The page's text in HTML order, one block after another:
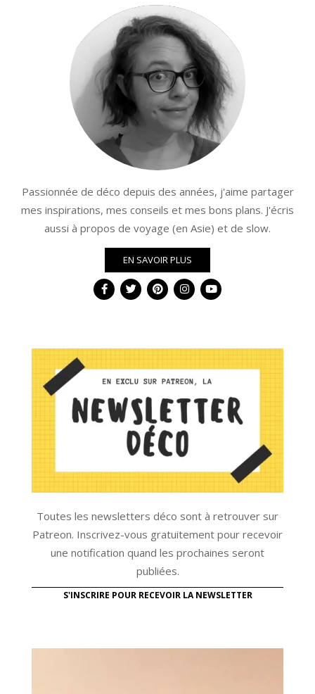
Passionnée de déco depuis des années, j'aime partager
mes inspirations, mes conseils et mes bons plans. J'écris
aussi à propos de voyage (en Asie) et de slow.
EN SAVOIR PLUS
Toutes les newsletters déco sont à retrouver sur
Patreon. Inscrivez-vous gratuitement pour recevoir
une notification quand les prochaines seront
publiées.
S'INSCRIRE POUR RECEVOIR LA NEWSLETTER